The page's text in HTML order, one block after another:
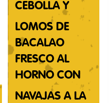
CEBOLLA Y
VINO BLANCO
LOMOS DE
BACALAO
FRESCO AL
HORNO CON
PIMIENTOS
NAVAJAS A LA